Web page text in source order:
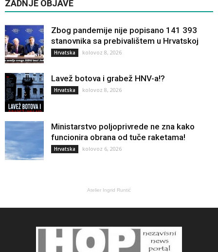
ZADNJE OBJAVE
Zbog pandemije nije popisano 141 393
stanovnika sa prebivalištem u Hrvatskoj
Hrvatska kolovoz 8, 2026
Lavež botova i grabež HNV-a!?
Hrvatska kolovoz 8, 2026
Ministarstvo poljoprivrede ne zna kako
funcionira obrana od tuče raketama!
Hrvatska kolovoz 6, 2026
Atelier Ingrid Runtić